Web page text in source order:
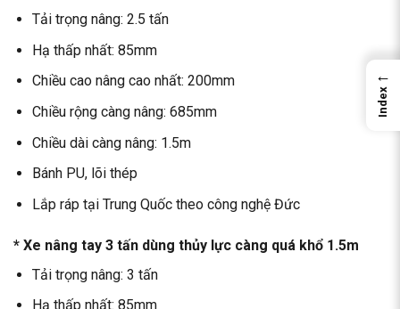
Tải trọng nâng: 2.5 tấn
Hạ thấp nhất: 85mm
Chiều cao nâng cao nhất: 200mm
Chiều rộng càng nâng: 685mm
Chiều dài càng nâng: 1.5m
Bánh PU, lõi thép
Lắp ráp tại Trung Quốc theo công nghệ Đức
* Xe nâng tay 3 tấn dùng thủy lực càng quá khổ 1.5m
Tải trọng nâng: 3 tấn
Hạ thấp nhất: 85mm
←
Index